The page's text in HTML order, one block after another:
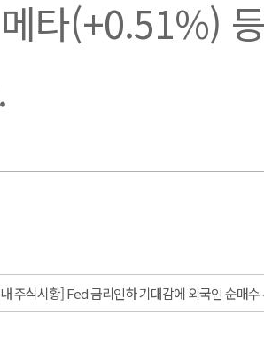
타(+0.51%)
주식시황] Fed 금리인하 기대감에 외국인 순매